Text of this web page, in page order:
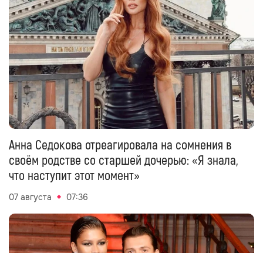
Анна Седокова отреагировала на сомнения в
своём родстве со старшей дочерью: «Я знала,
что наступит этот момент»
07 августа 07:36